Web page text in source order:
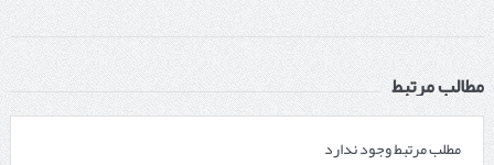
مطالب مرتبط
مطلب مرتبط وجود ندارد